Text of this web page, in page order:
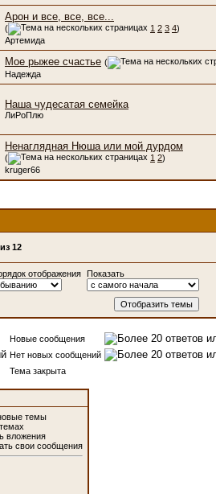
Арон и все, все, все...
( 1 2 3 4)
Артемида
Мое рыжее счастье (
Надежда
Наша чудесатая семейка
ЛиРоПлю
Ненаглядная Нюша или мой дурдом
( 1 2)
kruger66
12
отображения Показать
Новые сообщения
Нет новых сообщений
Тема закрыта
темы
вложения
свои сообщения